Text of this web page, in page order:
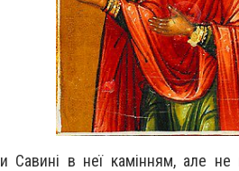
Савині в неї камінням, але